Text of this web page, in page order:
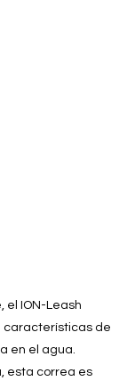
el ION-Leash
características de
en el agua.
esta correa es